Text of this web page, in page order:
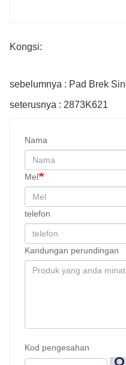
Kongsi:
seterusnya : 2873K621
Nama
Mel
telefon
Kandungan perundingan
Kod pengesahan